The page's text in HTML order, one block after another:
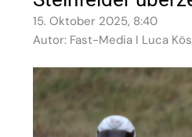
15. Oktober 2025, 8:40
Autor: Fast-Media I Luca